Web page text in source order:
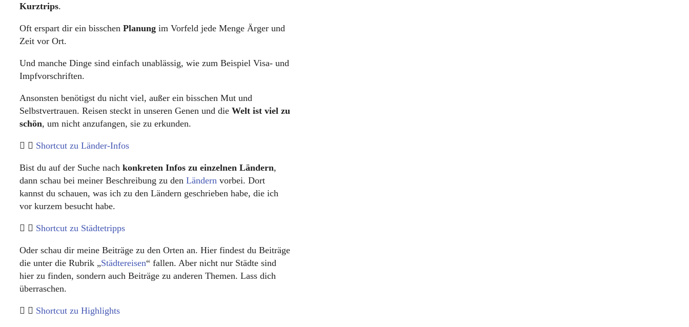
Kurztrips.
Oft erspart dir ein bisschen Planung im Vorfeld jede Menge Ärger und
Zeit vor Ort.
Und manche Dinge sind einfach unablässig, wie zum Beispiel Visa- und
Impfvorschriften.
Ansonsten benötigst du nicht viel, außer ein bisschen Mut und
Selbstvertrauen. Reisen steckt in unseren Genen und die Welt ist viel zu
schön, um nicht anzufangen, sie zu erkunden.
Shortcut zu Länder-Infos
Bist du auf der Suche nach konkreten Infos zu einzelnen Ländern,
dann schau bei meiner Beschreibung zu den Ländern vorbei. Dort
kannst du schauen, was ich zu den Ländern geschrieben habe, die ich
vor kurzem besucht habe.
Shortcut zu Städtetripps
Oder schau dir meine Beiträge zu den Orten an. Hier findest du Beiträge
die unter die Rubrik „Städtereisen“ fallen. Aber nicht nur Städte sind
hier zu finden, sondern auch Beiträge zu anderen Themen. Lass dich
überraschen.
Shortcut zu Highlights